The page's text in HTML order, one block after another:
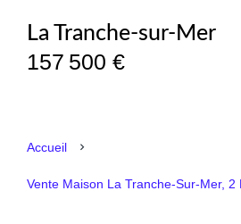
La Tranche-sur-Mer
157 500 €
Accueil
Vente Maison La Tranche-Sur-Mer, 2